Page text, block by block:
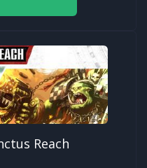
Reach